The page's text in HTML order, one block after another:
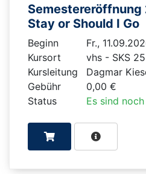
Semestereröffnung
Stay or Should I Go
Beginn
Fr.,
Kursort
vhs - SKS
Kursleitung
Dagmar
Gebühr
0,00 €
Status
Es sind